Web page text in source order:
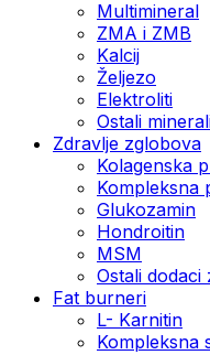
Multimineral
ZMA i ZMB
Kalcij
Željezo
Elektroliti
Ostali
Zdravlje zglobova
Kolagenska
Kompleksna
Glukozamin
Hondroitin
MSM
Ostali
Fat burneri
L- Karnitin
Kompleksna